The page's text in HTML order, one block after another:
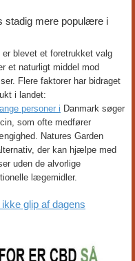
stadig mere populære i
er blevet et foretrukket valg
et naturligt middel mod
Flere faktorer har bidraget
i landet:
personer i Danmark søger
som ofte medfører
Natures Garden
der kan hjælpe med
uden de alvorlige
lægemidler.
glip af dagens